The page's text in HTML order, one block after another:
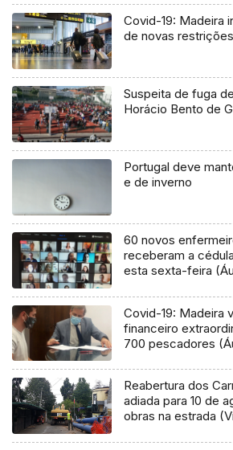
Covid-19: Madeira
de novas
Suspeita de fuga
Horácio Bento de
Portugal deve
e de inverno
60 novos
receberam a
esta sexta-feira
Covid-19: Madeira
financeiro
700 pescadores
Reabertura dos
adiada para 10 de
obras na estrada